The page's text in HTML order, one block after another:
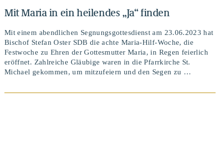
Mit Maria in ein heilendes „Ja“ finden
Mit einem abendlichen Segnungsgottesdienst am 23.06.2023 hat
Bischof Stefan Oster SDB die achte Maria-Hilf-Woche, die
Festwoche zu Ehren der Gottesmutter Maria, in Regen feierlich
eröffnet. Zahlreiche Gläubige waren in die Pfarrkirche St.
Michael gekommen, um mitzufeiern und den Segen zu …